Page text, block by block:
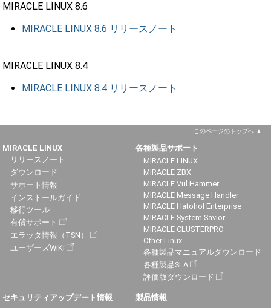
MIRACLE LINUX 8.6
MIRACLE LINUX 8.6 リリースノート
MIRACLE LINUX 8.4
MIRACLE LINUX 8.4 リリースノート
このページのトップへ
MIRACLE LINUX
リリースノート
ダウンロード
サポート情報
インストールガイド
移行ツール
有償サポート
エラッタ情報（TSN）
ユーザーズWiKi
各種製品サポート
MIRACLE LINUX
MIRACLE ZBX
MIRACLE Vul Hammer
MIRACLE Message Handler
MIRACLE Hatohol Enterprise
MIRACLE System Savior
MIRACLE CLUSTERPRO
Other Linux
各種製品マニュアルダウンロード
各種製品SLA
評価版ダウンロード
セキュリティアップデート情報 製品情報